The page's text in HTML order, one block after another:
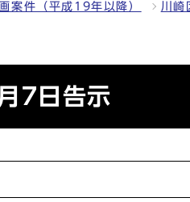
案件（平成19年以降） 川崎
7日告示